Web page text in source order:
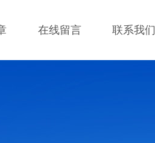
在线留言 联系我们